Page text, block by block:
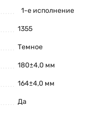
1-е исполнение
1355
Темное
180±4,0 мм
164±4,0 мм
Да